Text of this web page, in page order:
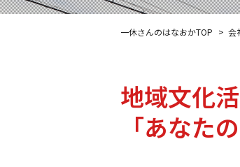
一休さんのはなおかTOP 会
地域文化
「あなた